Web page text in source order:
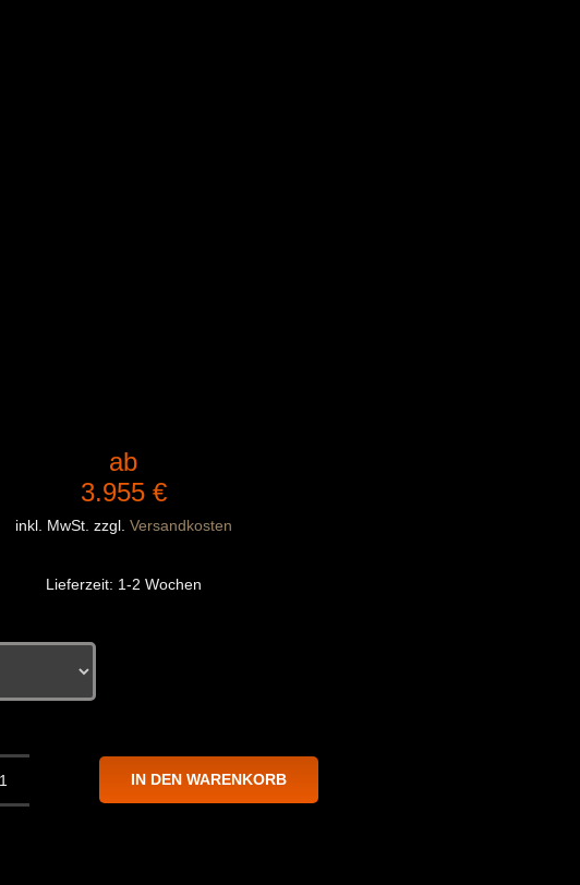
ab
3.955 €
inkl. MwSt. zzgl. Versandkosten
Lieferzeit: 1-2 Wochen
NAP
IN DEN WARENKORB